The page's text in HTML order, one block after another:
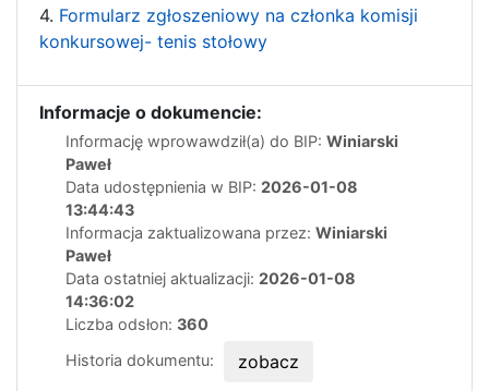
4. Formularz zgłoszeniowy na członka komisji
konkursowej- tenis stołowy
Informacje o dokumencie:
Informację wprowawdził(a) do BIP: Winiarski
Paweł
Data udostępnienia w BIP: 2026-01-08
13:44:43
Informacja zaktualizowana przez: Winiarski
Paweł
Data ostatniej aktualizacji: 2026-01-08
14:36:02
Liczba odsłon: 360
Historia dokumentu:
zobacz